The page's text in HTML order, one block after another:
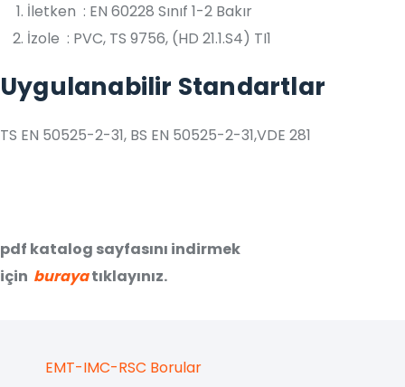
EMT-IMC-RSC Borular
İletken : EN 60228 Sınıf 1-2 Bakır
İzole : PVC, TS 9756, (HD 21.1.S4) TI1
Uygulanabilir Standartlar
TS EN 50525-2-31, BS EN 50525-2-31,VDE 281
pdf katalog sayfasını indirmek
için burayatıklayınız.